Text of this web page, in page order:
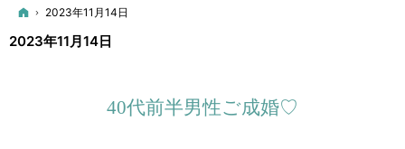
ホーム
2023年11月14日
2023年11月14日
40代前半男性ご成婚♡